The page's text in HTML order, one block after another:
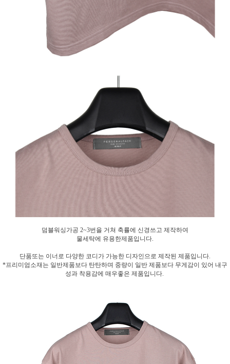
덤블워싱가공 2~3번을 거쳐 축률에 신경쓰고 제작하여
물세탁에 유용한제품입니다.
단품또는 이너로 다양한 코디가 가능한 디자인으로 제작된 제품입니다.
*프리미엄소재는 일반제품보다 탄탄하며 중량이 일반 제품보다 무게감이 있어 내구
성과 착용감에 매우좋은 제품입니다.